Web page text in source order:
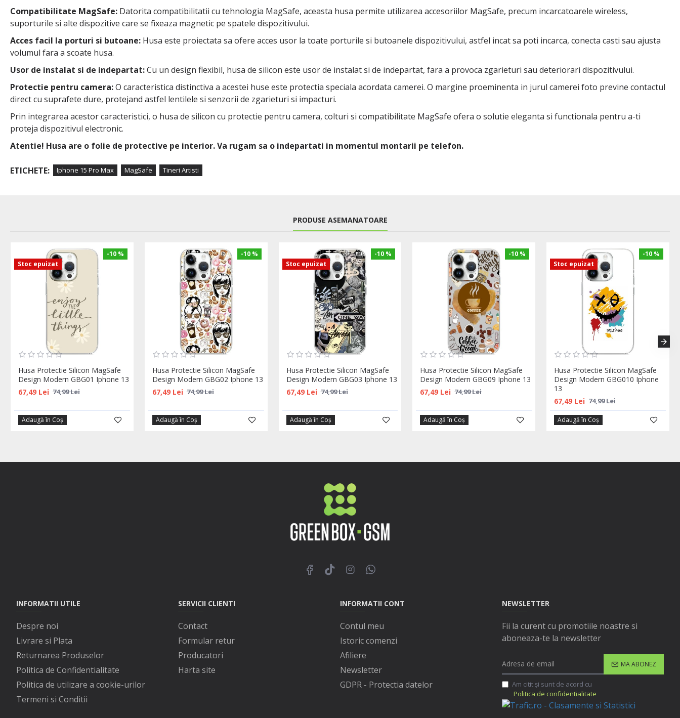
Compatibilitate MagSafe: Datorita compatibilitatii cu tehnologia MagSafe, aceasta husa permite utilizarea accesoriilor MagSafe, precum incarcatoarele wireless,
suporturile si alte dispozitive care se fixeaza magnetic pe spatele dispozitivului.
Acces facil la porturi si butoane: Husa este proiectata sa ofere acces usor la toate porturile si butoanele dispozitivului, astfel incat sa poti incarca, conecta casti sau ajusta
volumul fara a scoate husa.
Usor de instalat si de indepartat:Cu un design flexibil, husa de silicon este usor de instalat si de indepartat, fara a provoca zgarieturi sau deteriorari dispozitivului.
Protectie pentru camera:O caracteristica distinctiva a acestei huse este protectia speciala acordata camerei. O margine proeminenta in jurul camerei foto previne contactul
direct cu suprafete dure, protejand astfel lentilele si senzorii de zgarieturi si impacturi.
Prin integrarea acestor caracteristici, o husa de silicon cu protectie pentru camera, colturi si compatibilitate MagSafe ofera o solutie eleganta si functionala pentru a-ti
proteja dispozitivul electronic.
Atentie! Husa are o folie de protective pe interior. Va rugam sa o indepartati in momentul montarii pe telefon.
ETICHETE: Iphone 15 Pro Max MagSafe Tineri Artisti
PRODUSE ASEMANATOARE
-10 %
Stoc epuizat
Husa Protectie Silicon MagSafe
Design Modern GBG01 Iphone 13
67,49 Lei 74,99 Lei
Adaugă în Coş
-10 %
Husa Protectie Silicon MagSafe
Design Modern GBG02 Iphone 13
67,49 Lei 74,99 Lei
Adaugă în Coş
-10 %
Stoc epuizat
Husa Protectie Silicon MagSafe
Design Modern GBG03 Iphone 13
67,49 Lei 74,99 Lei
Adaugă în Coş
-10 %
Husa Protectie Silicon MagSafe
Design Modern GBG09 Iphone 13
67,49 Lei 74,99 Lei
Adaugă în Coş
-10 %
Stoc epuizat
Husa Protectie Silicon MagSafe
Design Modern GBG010 Iphone
13
67,49 Lei 74,99 Lei
Adaugă în Coş
INFORMATII UTILE
Despre noi
Livrare si Plata
Returnarea Produselor
Politica de Confidentialitate
Politica de utilizare a cookie-urilor
Termeni si Conditii
SERVICII CLIENTI
Contact
Formular retur
Producatori
Harta site
INFORMATII CONT
Contul meu
Istoric comenzi
Afiliere
Newsletter
GDPR - Protectia datelor
NEWSLETTER
Fii la curent cu promotiile noastre si
aboneaza-te la newsletter
MA ABONEZ
Am citit şi sunt de acord cu
Politica de confidentialitate